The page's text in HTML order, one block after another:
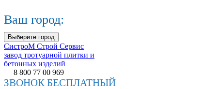
Ваш город:
Выберите город
СистроМ Строй Сервис
завод тротуарной плитки и
бетонных изделий
8 800 77 00 969
ЗВОНОК БЕСПЛАТНЫЙ